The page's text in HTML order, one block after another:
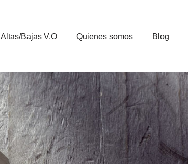
Altas/Bajas V.O Quienes somos Blog